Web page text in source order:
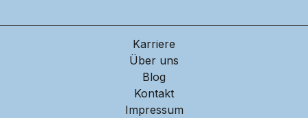
Karriere
Über uns
Blog
Kontakt
Impressum